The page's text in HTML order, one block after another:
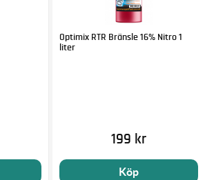
Optimix RTR Bränsle 16% Nitro 1
liter
199 kr
Köp